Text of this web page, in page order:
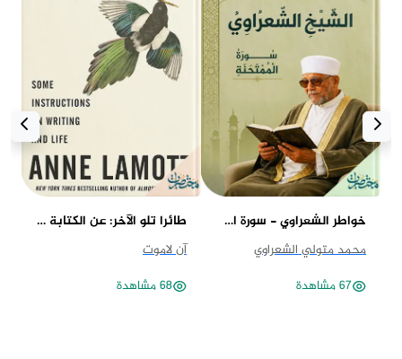
خواطر الشعراوي - سورة الممتحنة
محمد متولي الشعراوي
67 مشاهدة
طائرا تلو الآخر: عن الكتابة والحياة
آن لاموت
68 مشاهدة